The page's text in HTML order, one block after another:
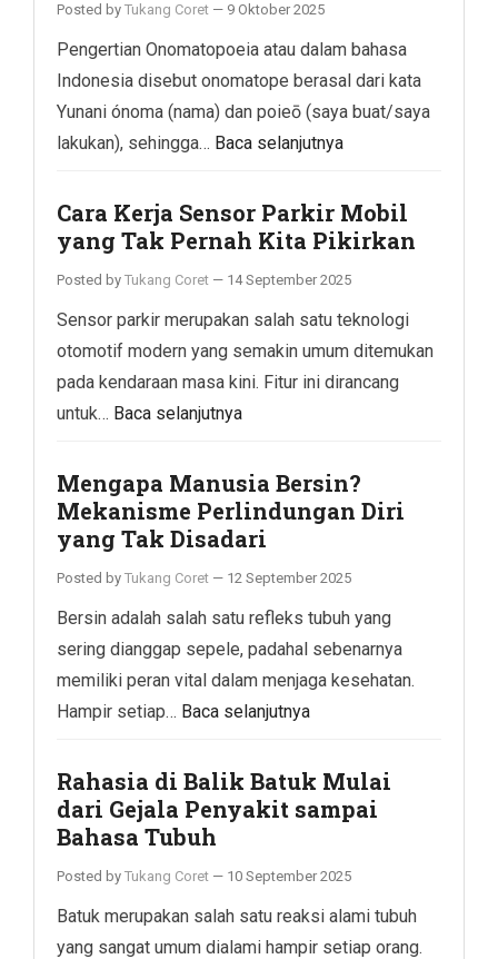
Posted by Tukang Coret — 9 Oktober 2025
Pengertian Onomatopoeia atau dalam bahasa
Indonesia disebut onomatope berasal dari kata
Yunani ónoma (nama) dan poieō (saya buat/saya
lakukan), sehingga… Baca selanjutnya
Cara Kerja Sensor Parkir Mobil
yang Tak Pernah Kita Pikirkan
Posted by Tukang Coret — 14 September 2025
Sensor parkir merupakan salah satu teknologi
otomotif modern yang semakin umum ditemukan
pada kendaraan masa kini. Fitur ini dirancang
untuk… Baca selanjutnya
Mengapa Manusia Bersin?
Mekanisme Perlindungan Diri
yang Tak Disadari
Posted by Tukang Coret — 12 September 2025
Bersin adalah salah satu refleks tubuh yang
sering dianggap sepele, padahal sebenarnya
memiliki peran vital dalam menjaga kesehatan.
Hampir setiap… Baca selanjutnya
Rahasia di Balik Batuk Mulai
dari Gejala Penyakit sampai
Bahasa Tubuh
Posted by Tukang Coret — 10 September 2025
Batuk merupakan salah satu reaksi alami tubuh
yang sangat umum dialami hampir setiap orang.